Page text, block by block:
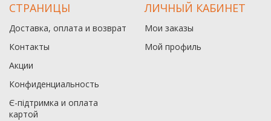
СТРАНИЦЫ
Доставка, оплата и возврат
Контакты
Акции
Конфиденциальность
Є-підтримка и оплата
картой
ЛИЧНЫЙ КАБИНЕТ
Мои заказы
Мой профиль